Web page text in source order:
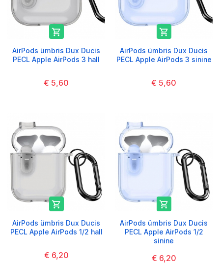

AirPods ümbris Dux Ducis
PECL Apple AirPods 3 hall
€ 5,60

AirPods ümbris Dux Ducis
PECL Apple AirPods 3 sinine
€ 5,60

AirPods ümbris Dux Ducis
PECL Apple AirPods 1/2 hall
€ 6,20

AirPods ümbris Dux Ducis
PECL Apple AirPods 1/2
sinine
€ 6,20